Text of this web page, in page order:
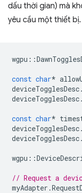
dấu thời gian) mà
yêu cầu một thiết bị.
wgpu ::
const char*
deviceTogglesDesc.
deviceTogglesDesc.
const char*
deviceTogglesDesc.
deviceTogglesDesc.
wgpu ::
// Request a
myAdapter .